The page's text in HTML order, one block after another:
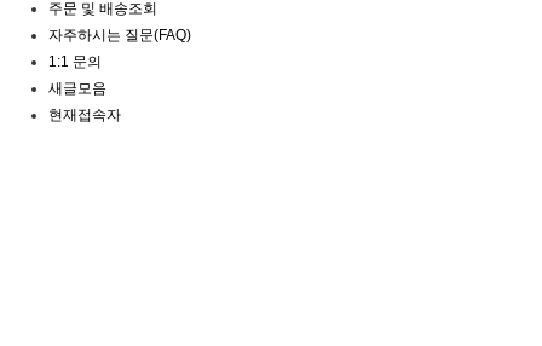
주문 및 배송조회
자주하시는 질문(FAQ)
1:1 문의
새글모음
현재접속자